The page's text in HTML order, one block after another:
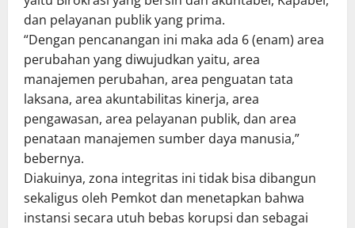
dan pelayanan publik yang prima.
“Dengan pencanangan ini maka ada 6 (enam) area
perubahan yang diwujudkan yaitu, area
manajemen perubahan, area penguatan tata
laksana, area akuntabilitas kinerja, area
pengawasan, area pelayanan publik, dan area
penataan manajemen sumber daya manusia,”
bebernya.
Diakuinya, zona integritas ini tidak bisa dibangun
sekaligus oleh Pemkot dan menetapkan bahwa
instansi secara utuh bebas korupsi dan sebagai